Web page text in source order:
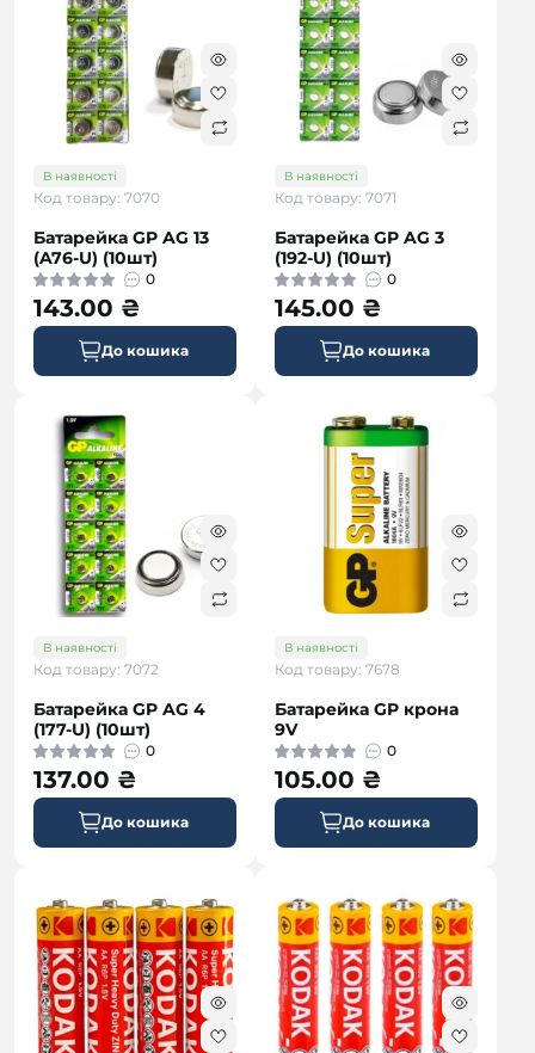
В наявності
Код товару: 7070
Батарейка GP AG 13
(A76-U) (10шт)
0
143.00 ₴
До кошика
В наявності
Код товару: 7071
Батарейка GP AG 3
(192-U) (10шт)
0
145.00 ₴
До кошика
В наявності
Код товару: 7072
Батарейка GP AG 4
(177-U) (10шт)
0
137.00 ₴
До кошика
В наявності
Код товару: 7678
Батарейка GP крона
9V
0
105.00 ₴
До кошика